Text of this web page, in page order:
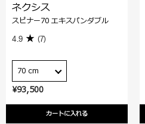
¥93,500
カートに入れる
ネクシス
スピナー70 エキスパンダブル
4.9 (7)
70 cm